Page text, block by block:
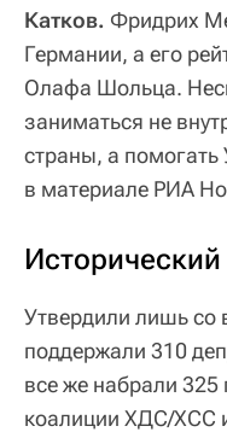
Катков. Фридрих
Германии, а его
Олафа Шольца.
заниматься не
страны, а
в материале РИА
Утвердили лишь со
поддержали 310
все же набрали
коалиции ХДС/ХСС